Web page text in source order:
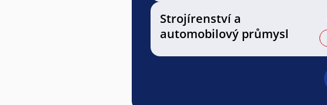
Strojírenství a
automobilový průmysl